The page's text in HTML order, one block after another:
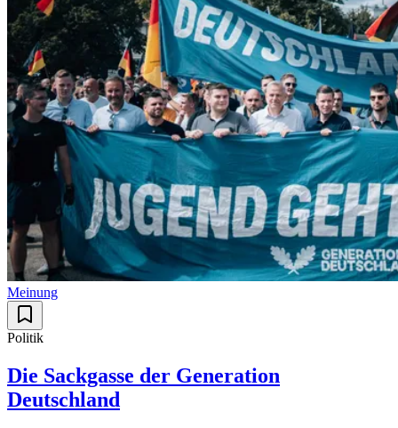
Meinung
Politik
Die Sackgasse der Generation
Deutschland